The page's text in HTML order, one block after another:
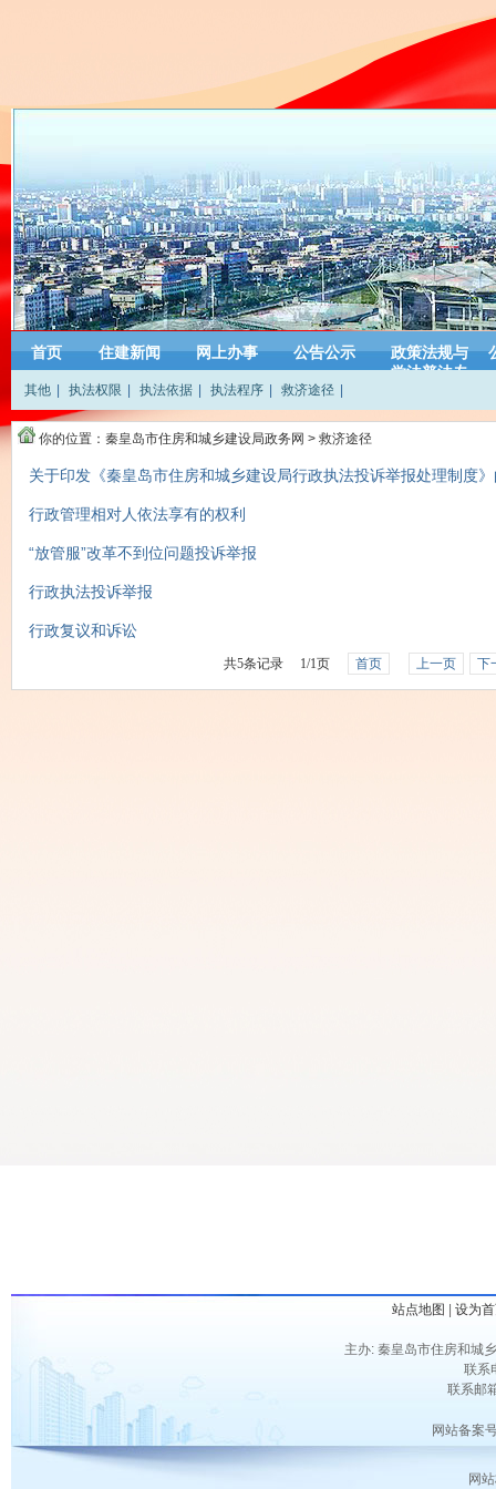
首页 住建新闻 网上办事 公告公示
政策法规与
学法普法专
其他 执法权限 执法依据 执法程序 救济途径
你的位置： 秦皇岛市住房和城乡建设局政务网 > 救济途径
关于印发《秦皇岛市住房和城乡建设局行政执法投诉举报处理制度
行政管理相对人依法享有的权利
“放管服”改革不到位问题投诉举报
行政执法投诉举报
行政复议和诉讼
共5条记录 1/1页 首页 上一页 下
站点地图 设为
主办: 秦皇岛市住房和城
联系
联系邮
网站备案
网